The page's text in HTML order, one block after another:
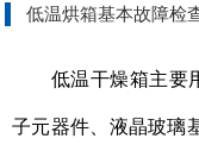
低温烘箱基本故障检
低温干燥箱主要
子元器件、液晶玻璃